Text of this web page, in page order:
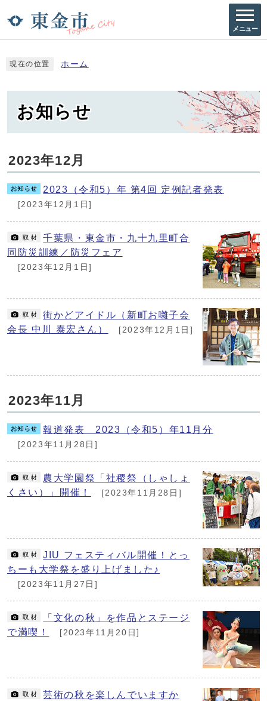
メニュー
現在の位置 ホーム
お知らせ
2023年12月
2023（令和5）年 第4回 定例記者発表
[2023年12月1日]
千葉県・東金市・九十九里町合
同防災訓練／防災フェア
[2023年12月1日]
街かどアイドル（新町お囃子会
会長 中川 泰宏さん）
[2023年12月1日]
2023年11月
報道発表 2023（令和5）年11月分
[2023年11月28日]
農大学園祭「社稷祭（しゃしょ
くさい）」開催！
[2023年11月28日]
JIU フェスティバル開催！とっ
ちーも大学祭を盛り上げました♪
[2023年11月27日]
「文化の秋」を作品とステージ
で満喫！
[2023年11月20日]
芸術の秋を楽しんでいますか